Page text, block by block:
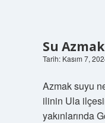
Su
Tarih: Kasım 7,
Azmak suyu
ilinin Ula
yakınlarında